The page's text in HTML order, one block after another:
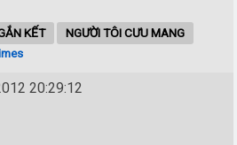
KẾT
NGƯỜI TÔI CƯU MANG
20:29:12